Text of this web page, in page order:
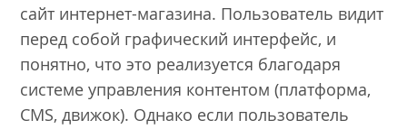
сайт интернет-магазина. Пользователь видит
перед собой графический интерфейс, и
понятно, что это реализуется благодаря
системе управления контентом (платформа,
CMS, движок). Однако если пользователь